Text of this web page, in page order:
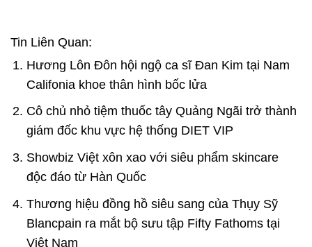
Tin Liên Quan:
Hương Lôn Đôn hội ngộ ca sĩ Đan Kim tại Nam
Califonia khoe thân hình bốc lửa
Cô chủ nhỏ tiệm thuốc tây Quảng Ngãi trở thành
giám đốc khu vực hệ thống DIET VIP
Showbiz Việt xôn xao với siêu phẩm skincare
độc đáo từ Hàn Quốc
Thương hiệu đồng hồ siêu sang của Thụy Sỹ
Blancpain ra mắt bộ sưu tập Fifty Fathoms tại
Việt Nam